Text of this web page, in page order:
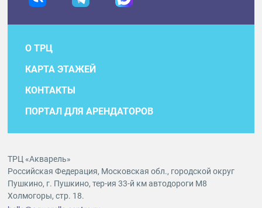
О ТРЦ
КАРТА ЭТАЖЕЙ
КОНТАКТЫ
ПОРТАЛ ДЛЯ АРЕНДАТОРОВ
ТРЦ «Акварель»
Российская Федерация, Московская обл., городской округ
Пушкино, г. Пушкино, тер-ия 33-й км автодороги М8
Холмогоры, стр. 18.